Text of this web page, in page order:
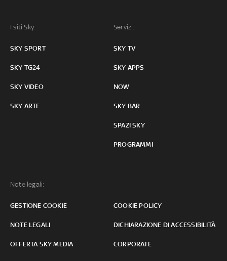
I siti Sky:
SKY SPORT
SKY TG24
SKY VIDEO
SKY ARTE
Servizi:
SKY TV
SKY APPS
NOW
SKY BAR
SPAZI SKY
PROGRAMMI
Note legali:
GESTIONE COOKIE COOKIE POLICY
NOTE LEGALI DICHIARAZIONE DI ACCESSIBILITÀ
OFFERTA SKY MEDIA CORPORATE